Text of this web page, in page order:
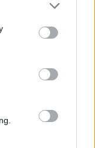
or more Google
You may click to
party tags to
in below Google